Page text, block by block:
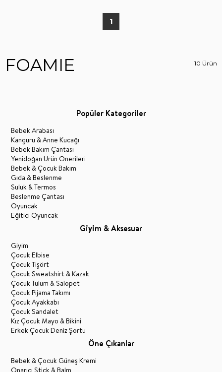
1
FOAMIE 10 Ürün
Popüler Kategoriler
Bebek Arabası
Kanguru & Anne Kucağı
Bebek Bakım Çantası
Yenidoğan Ürün Önerileri
Bebek & Çocuk Bakım
Gıda & Beslenme
Suluk & Termos
Beslenme Çantası
Oyuncak
Eğitici Oyuncak
Giyim & Aksesuar
Giyim
Çocuk Elbise
Çocuk Tişört
Çocuk Sweatshirt & Kazak
Çocuk Tulum & Salopet
Çocuk Pijama Takımı
Çocuk Ayakkabı
Çocuk Sandalet
Kız Çocuk Mayo & Bikini
Erkek Çocuk Deniz Şortu
Öne Çıkanlar
Bebek & Çocuk Güneş Kremi
Onarıcı Stick & Balm